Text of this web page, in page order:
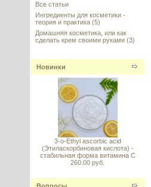
Vitamin C стабильный (Витамин
C) Magnesium Ascorbyl
Phosphate (MAP)
Комплекс аминокислот для
Все статьи
Ингредиенты для косметики -
теория и практика (5)
Домашняя косметика, или как
сделать крем своими руками (3)
Новинки
3-o-Ethyl ascorbic acid
(Этиласкорбиновая кислота) -
стабильная форма витамина С
260.00 руб.